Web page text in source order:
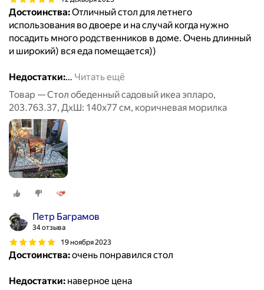
Достоинства:Отличный стол для летнего
использования во двоере и на случай когда нужно
посадить много родственников в доме. Очень длинный
и широкий) вся еда помещается))
Недостатки:… Читать ещё
Товар — Стол обеденный садовый икеа эпларо,
203.763.37, ДхШ: 140х77 см, коричневая морилка
Петр Баграмов
34 отзыва
19 ноября 2023
Достоинства:очень понравился стол
Недостатки: наверное цена